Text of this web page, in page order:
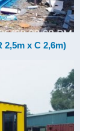
2,5m x C 2,6m)